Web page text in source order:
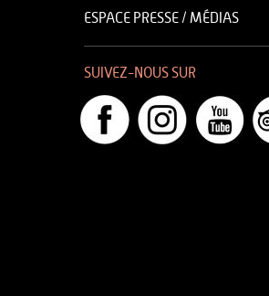
ESPACE PRESSE / MÉDIAS
SUIVEZ-NOUS SUR